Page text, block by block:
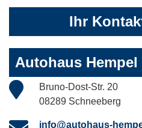
Ihr
Autohaus Hempel
Bruno-Dost-Str. 20
08289 Schneeberg
info@autohaus-